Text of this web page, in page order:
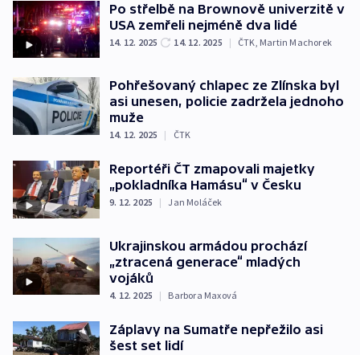
Po střelbě na Brownově univerzitě v
USA zemřeli nejméně dva lidé
14. 12. 2025 14. 12. 2025 | ČTK Martin Machorek
Pohřešovaný chlapec ze Zlínska byl
asi unesen, policie zadržela jednoho
muže
14. 12. 2025 | ČTK
Reportéři ČT zmapovali majetky
„pokladníka Hamásu“ v Česku
9. 12. 2025 | Jan Moláček
Ukrajinskou armádou prochází
„ztracená generace“ mladých
vojáků
4. 12. 2025 | Barbora Maxová
Záplavy na Sumatře nepřežilo asi
šest set lidí